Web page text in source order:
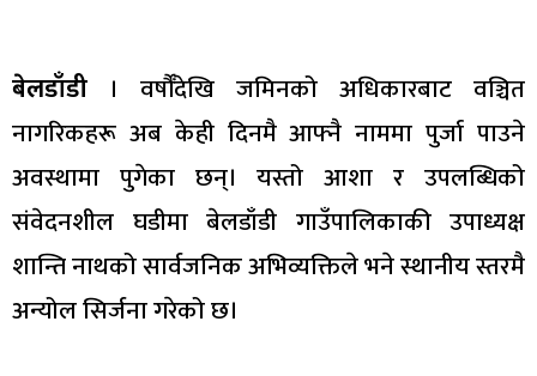
बेलडाँडी । वर्षौँदेखि जमिनको अधिकारबाट वञ्चित
नागरिकहरू अब केही दिनमै आफ्नै नाममा पुर्जा पाउने
अवस्थामा पुगेका छन्। यस्तो आशा र उपलब्धिको
संवेदनशील घडीमा बेलडाँडी गाउँपालिकाकी उपाध्यक्ष
शान्ति नाथको सार्वजनिक अभिव्यक्तिले भने स्थानीय स्तरमै
अन्योल सिर्जना गरेको छ।